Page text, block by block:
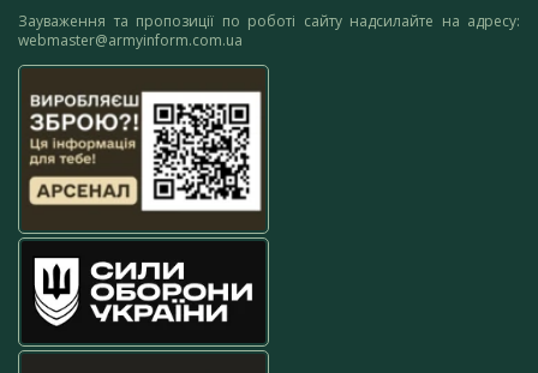
Зауваження та пропозиції по роботі сайту надсилайте на адресу:
webmaster@armyinform.com.ua